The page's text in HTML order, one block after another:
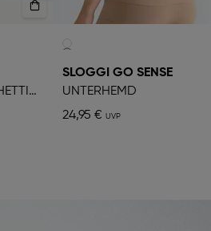
UNTERHEMD MIT SPAGHETTITRÄGERN
SLOGGI GO SENSE
UNTERHEMD
24,95 €